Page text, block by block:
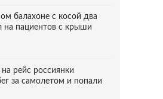
балахоне с косой два
на пациентов с крыши
рейс россиянки
за самолетом и попали